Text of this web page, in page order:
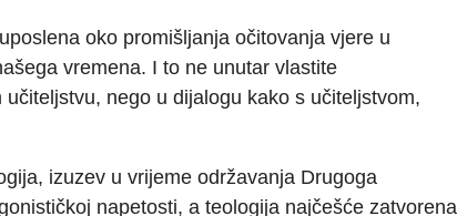
oko promišljanja očitovanja vjere u
vremena. I to ne unutar vlastite
nego u dijalogu kako s učiteljstvom,
izuzev u vrijeme održavanja Drugoga
napetosti, a teologija najčešće zatvorena